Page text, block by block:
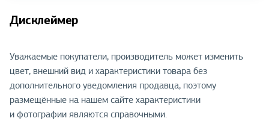
Дисклеймер
Уважаемые покупатели, производитель может изменить
цвет, внешний вид и характеристики товара без
дополнительного уведомления продавца, поэтому
размещённые на нашем сайте характеристики
и фотографии являются справочными.